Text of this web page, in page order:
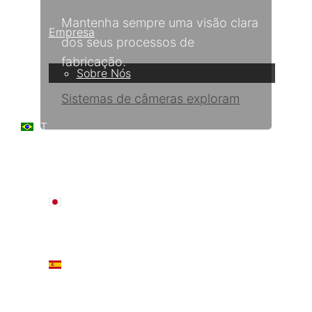
Empresa
Sobre Nós
PT
日本語
ES
Mantenha sempre uma visão clara
dos seus processos de
fabricação.
Sistemas de câmeras exploram